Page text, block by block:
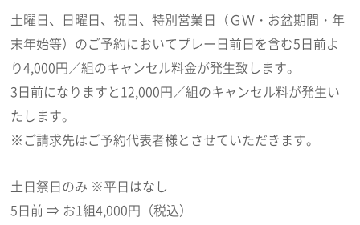
土曜日、日曜日、祝日、特別営業日（ＧＷ・お盆期間・年
末年始等）のご予約においてプレー日前日を含む5日前よ
り4,000円／組のキャンセル料金が発生致します。
3日前になりますと12,000円／組のキャンセル料が発生い
たします。
※ご請求先はご予約代表者様とさせていただきます。
土日祭日のみ ※平日はなし
5日前 ⇒ お1組4,000円（税込）